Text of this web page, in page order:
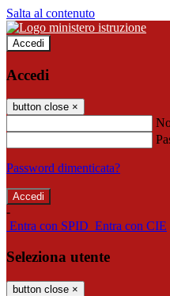
Salta al contenuto
Accedi
Accedi
button close ×
Password dimenticata?
-
Entra con SPID Entra con CIE
Seleziona utente
button close ×